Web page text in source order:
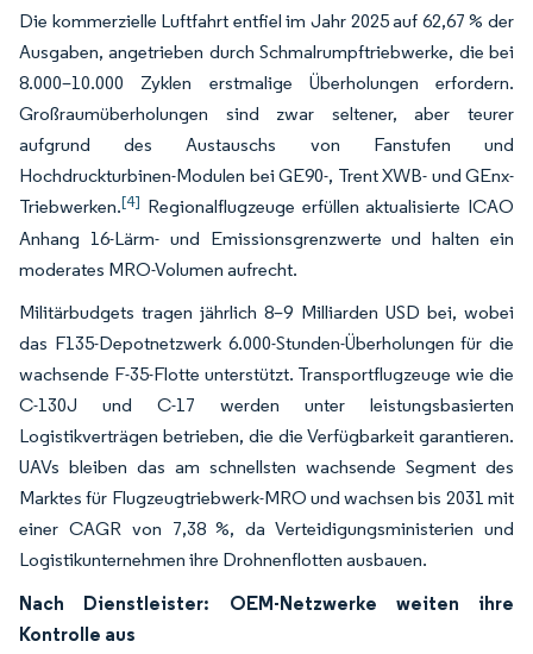
Die kommerzielle Luftfahrt entfiel im Jahr 2025 auf 62,67 % der
Ausgaben, angetrieben durch Schmalrumpftriebwerke, die bei
8.000–10.000 Zyklen erstmalige Überholungen erfordern.
Großraumüberholungen sind zwar seltener, aber teurer
aufgrund des Austauschs von Fanstufen und
Hochdruckturbinen-Modulen bei GE90-, Trent XWB- und GEnx-
Triebwerken.[4] Regionalflugzeuge erfüllen aktualisierte ICAO
Anhang 16-Lärm- und Emissionsgrenzwerte und halten ein
moderates MRO-Volumen aufrecht.
Militärbudgets tragen jährlich 8–9 Milliarden USD bei, wobei
das F135-Depotnetzwerk 6.000-Stunden-Überholungen für die
wachsende F-35-Flotte unterstützt. Transportflugzeuge wie die
C-130J und C-17 werden unter leistungsbasierten
Logistikverträgen betrieben, die die Verfügbarkeit garantieren.
UAVs bleiben das am schnellsten wachsende Segment des
Marktes für Flugzeugtriebwerk-MRO und wachsen bis 2031 mit
einer CAGR von 7,38 %, da Verteidigungsministerien und
Logistikunternehmen ihre Drohnenflotten ausbauen.
Nach Dienstleister: OEM-Netzwerke weiten ihre
Kontrolle aus